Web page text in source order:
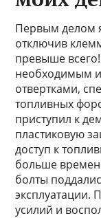
Первым делом
отключив
превыше
необходимым
отвертками,
топливных
приступил к
пластиковую
доступ к
больше
болты
эксплуатации.
усилий и